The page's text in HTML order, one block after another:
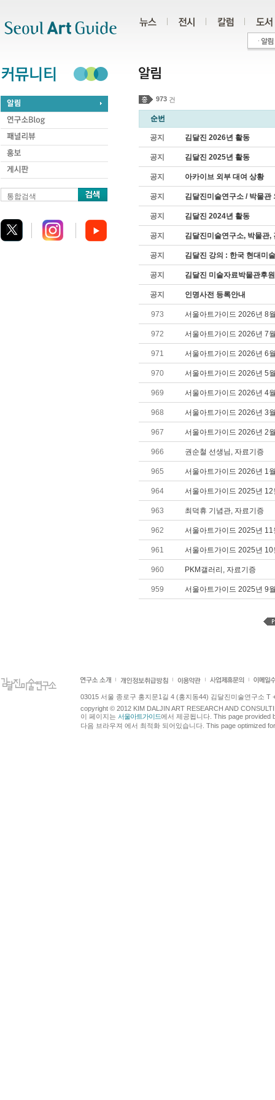
통합검색
973 건
순번
공지 김달진 2026년 활동
공지 김달진 2025년 활동
공지 아카이브 외부 대여 상황
공지 김달진미술연구소 / 박물관
공지 김달진 2024년 활동
공지 김달진미술연구소, 박물관,
공지 김달진 강의 : 한국 현대미
공지 김달진 미술자료박물관후
공지 인명사전 등록안내
973 서울아트가이드 2026년 8
972 서울아트가이드 2026년 7
971 서울아트가이드 2026년 6
970 서울아트가이드 2026년 5
969 서울아트가이드 2026년 4
968 서울아트가이드 2026년 3
967 서울아트가이드 2026년 2
966 권순철 선생님, 자료기증
965 서울아트가이드 2026년 1
964 서울아트가이드 2025년 12
963 최덕휴 기념관, 자료기증
962 서울아트가이드 2025년 11
961 서울아트가이드 2025년 10
960 PKM갤러리, 자료기증
959 서울아트가이드 2025년 9
03015 서울 종로구 홍지문1길 4 (홍지동44) 김달진미술연구소 T
copyright © 2012 KIM DALJIN ART RESEARCH AND
이 페이지는 서울아트가이드에서 제공됩니다. This page provided
다음 브라우져 에서 최적화 되어있습니다. This page optimized